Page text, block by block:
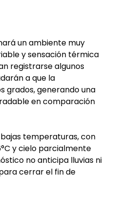
un ambiente muy
y sensación térmica
registrarse algunos
a que la
grados, generando una
en comparación
temperaturas, con
y cielo parcialmente
no anticipa lluvias ni
cerrar el fin de